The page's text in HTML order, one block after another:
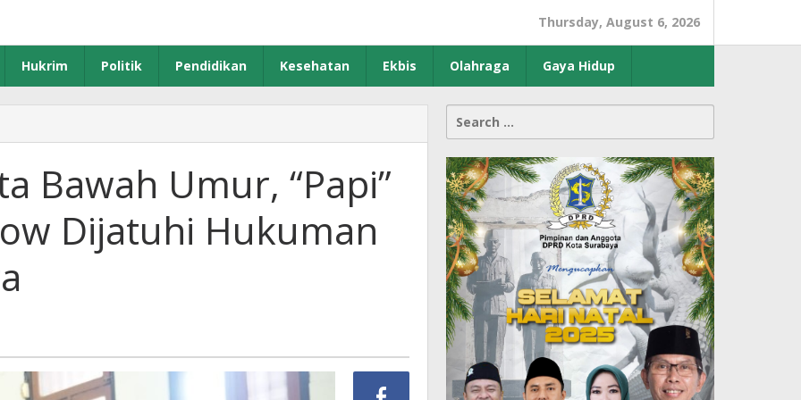
Thursday, August 6, 2026
Hukrim Politik Pendidikan Kesehatan Ekbis Olahraga Gaya Hidup
Bawah Umur, “Papi”
Dijatuhi Hukuman
Search
for: